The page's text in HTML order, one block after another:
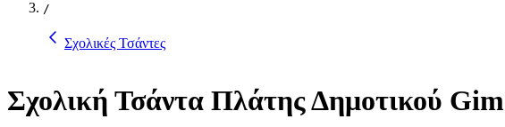
/
Σχολικές Τσάντες
Σχολική Τσάντα Πλάτης Δημοτικού Gim